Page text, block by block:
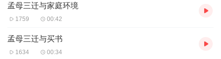
孟母三迁与家庭环境
1759 00:42
孟母三迁与买书
1634 00:34